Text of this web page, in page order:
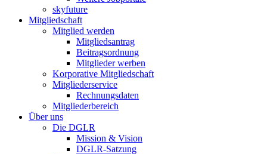
skyfuture
Mitgliedschaft
Mitglied werden
Mitgliedsantrag
Beitragsordnung
Mitglieder werben
Korporative Mitgliedschaft
Mitgliederservice
Rechnungsdaten
Mitgliederbereich
Über uns
Die DGLR
Mission & Vision
DGLR-Satzung